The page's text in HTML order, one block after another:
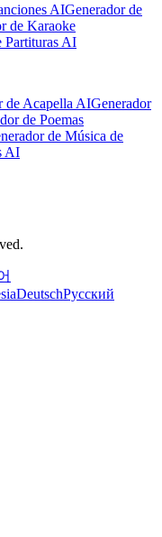
AIGenerador de
de Karaoke
Partituras AI
de Acapella AIGenerador
de Poemas
de Música de
AI
DeutschРусский